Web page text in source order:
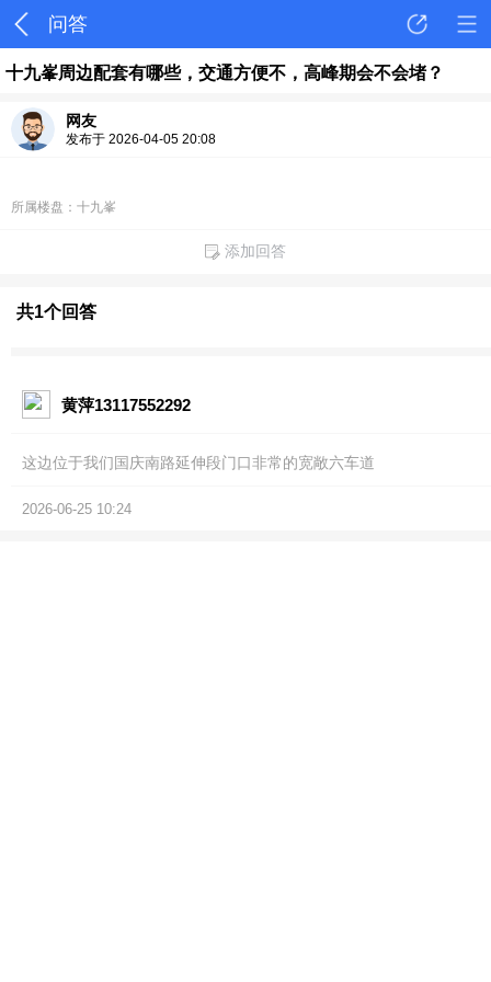
问答
十九峯周边配套有哪些，交通方便不，高峰期会不会堵？
网友
发布于 2026-04-05 20:08
所属楼盘：十九峯
添加回答
共1个回答
黄萍13117552292
这边位于我们国庆南路延伸段门口非常的宽敞六车道
2026-06-25 10:24